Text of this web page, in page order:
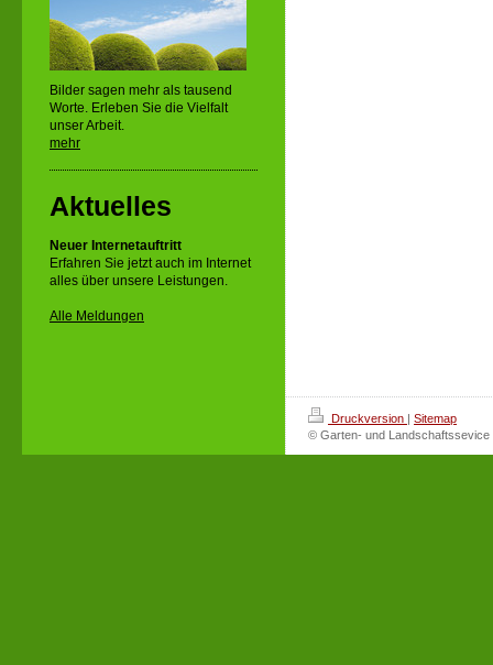
Bilder sagen mehr als tausend
Worte. Erleben Sie die Vielfalt
unser Arbeit.
mehr
Aktuelles
Neuer Internetauftritt
Erfahren Sie jetzt auch im Internet
alles über unsere Leistungen.
Alle Meldungen
Druckversion | Sitemap
© Garten- und Landschaftssevice